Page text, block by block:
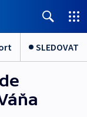
SLEDOVAT